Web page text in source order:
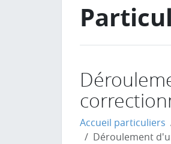
Accueil particuliers
Déroulement